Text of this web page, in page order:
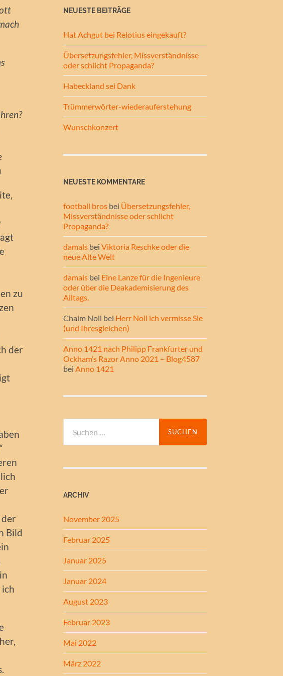
zu
der
Bild
ich
NEUESTE BEITRÄGE
Hat Achgut bei Relotius eingekauft?
Übersetzungsfehler, Missverständnisse
oder schlicht Propaganda?
Habeckland sei Dank
Trümmerwörter-wiederauferstehung
Wunschkonzert
NEUESTE KOMMENTARE
football bros bei Übersetzungsfehler,
Missverständnisse oder schlicht
Propaganda?
damals bei Viktoria Reschke oder die
neue Alte Welt
damals bei Eine Lanze für die Ingenieure
oder über die Deakademisierung des
Alltags.
Chaim Noll bei Herr Noll ich vermisse Sie
(und Ihresgleichen)
Anno 1421 nach Philipp Frankfurter und
Ockham’s Razor Anno 2021 – Blog4587
bei Anno 1421
nach:
ARCHIV
November 2025
Februar 2025
Januar 2025
Januar 2024
August 2023
Februar 2023
Mai 2022
März 2022